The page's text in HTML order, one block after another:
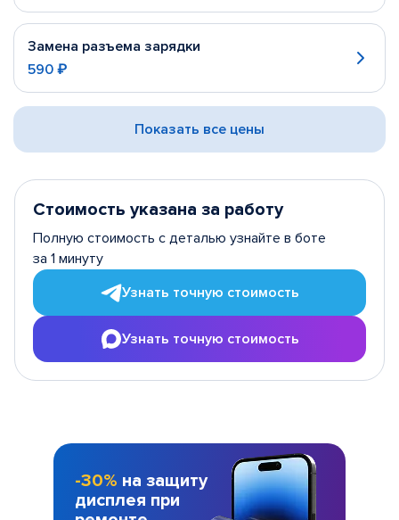
Замена разъема зарядки
590 ₽
Показать все цены
Стоимость указана за работу
Полную стоимость с деталью узнайте в боте
за 1 минуту
Узнать точную стоимость
Узнать точную стоимость
-30% на защиту
дисплея при